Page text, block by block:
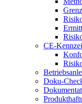
CE-
Doku-